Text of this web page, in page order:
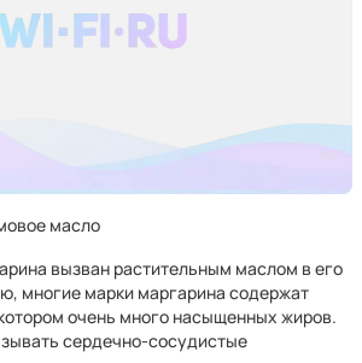
масло
вызван растительным маслом в его
многие марки маргарина содержат
очень много насыщенных жиров.
сердечно-сосудистые